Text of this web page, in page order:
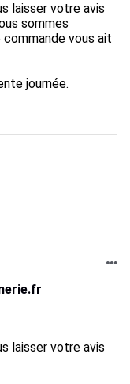
laisser votre avis
sommes
vous ait
journée.
laisser votre avis